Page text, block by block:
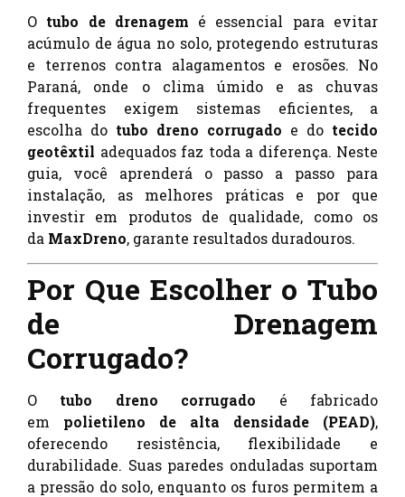
O tubo de drenagem é essencial para evitar
acúmulo de água no solo, protegendo estruturas
e terrenos contra alagamentos e erosões. No
Paraná, onde o clima úmido e as chuvas
frequentes exigem sistemas eficientes, a
escolha do tubo dreno corrugado e do tecido
geotêxtil adequados faz toda a diferença. Neste
guia, você aprenderá o passo a passo para
instalação, as melhores práticas e por que
investir em produtos de qualidade, como os
da MaxDreno, garante resultados duradouros.
Por Que Escolher o Tubo
de Drenagem
Corrugado?
O tubo dreno corrugado é fabricado
em polietileno de alta densidade (PEAD),
oferecendo resistência, flexibilidade e
durabilidade. Suas paredes onduladas suportam
a pressão do solo, enquanto os furos permitem a